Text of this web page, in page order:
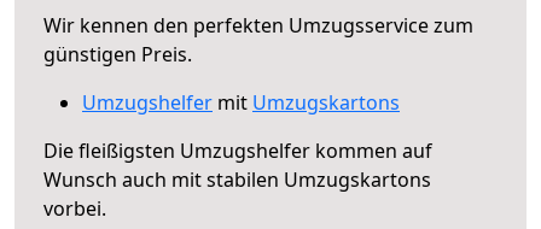
Wir kennen den perfekten Umzugsservice zum
günstigen Preis.
Umzugshelfer mit Umzugskartons
Die fleißigsten Umzugshelfer kommen auf
Wunsch auch mit stabilen Umzugskartons
vorbei.